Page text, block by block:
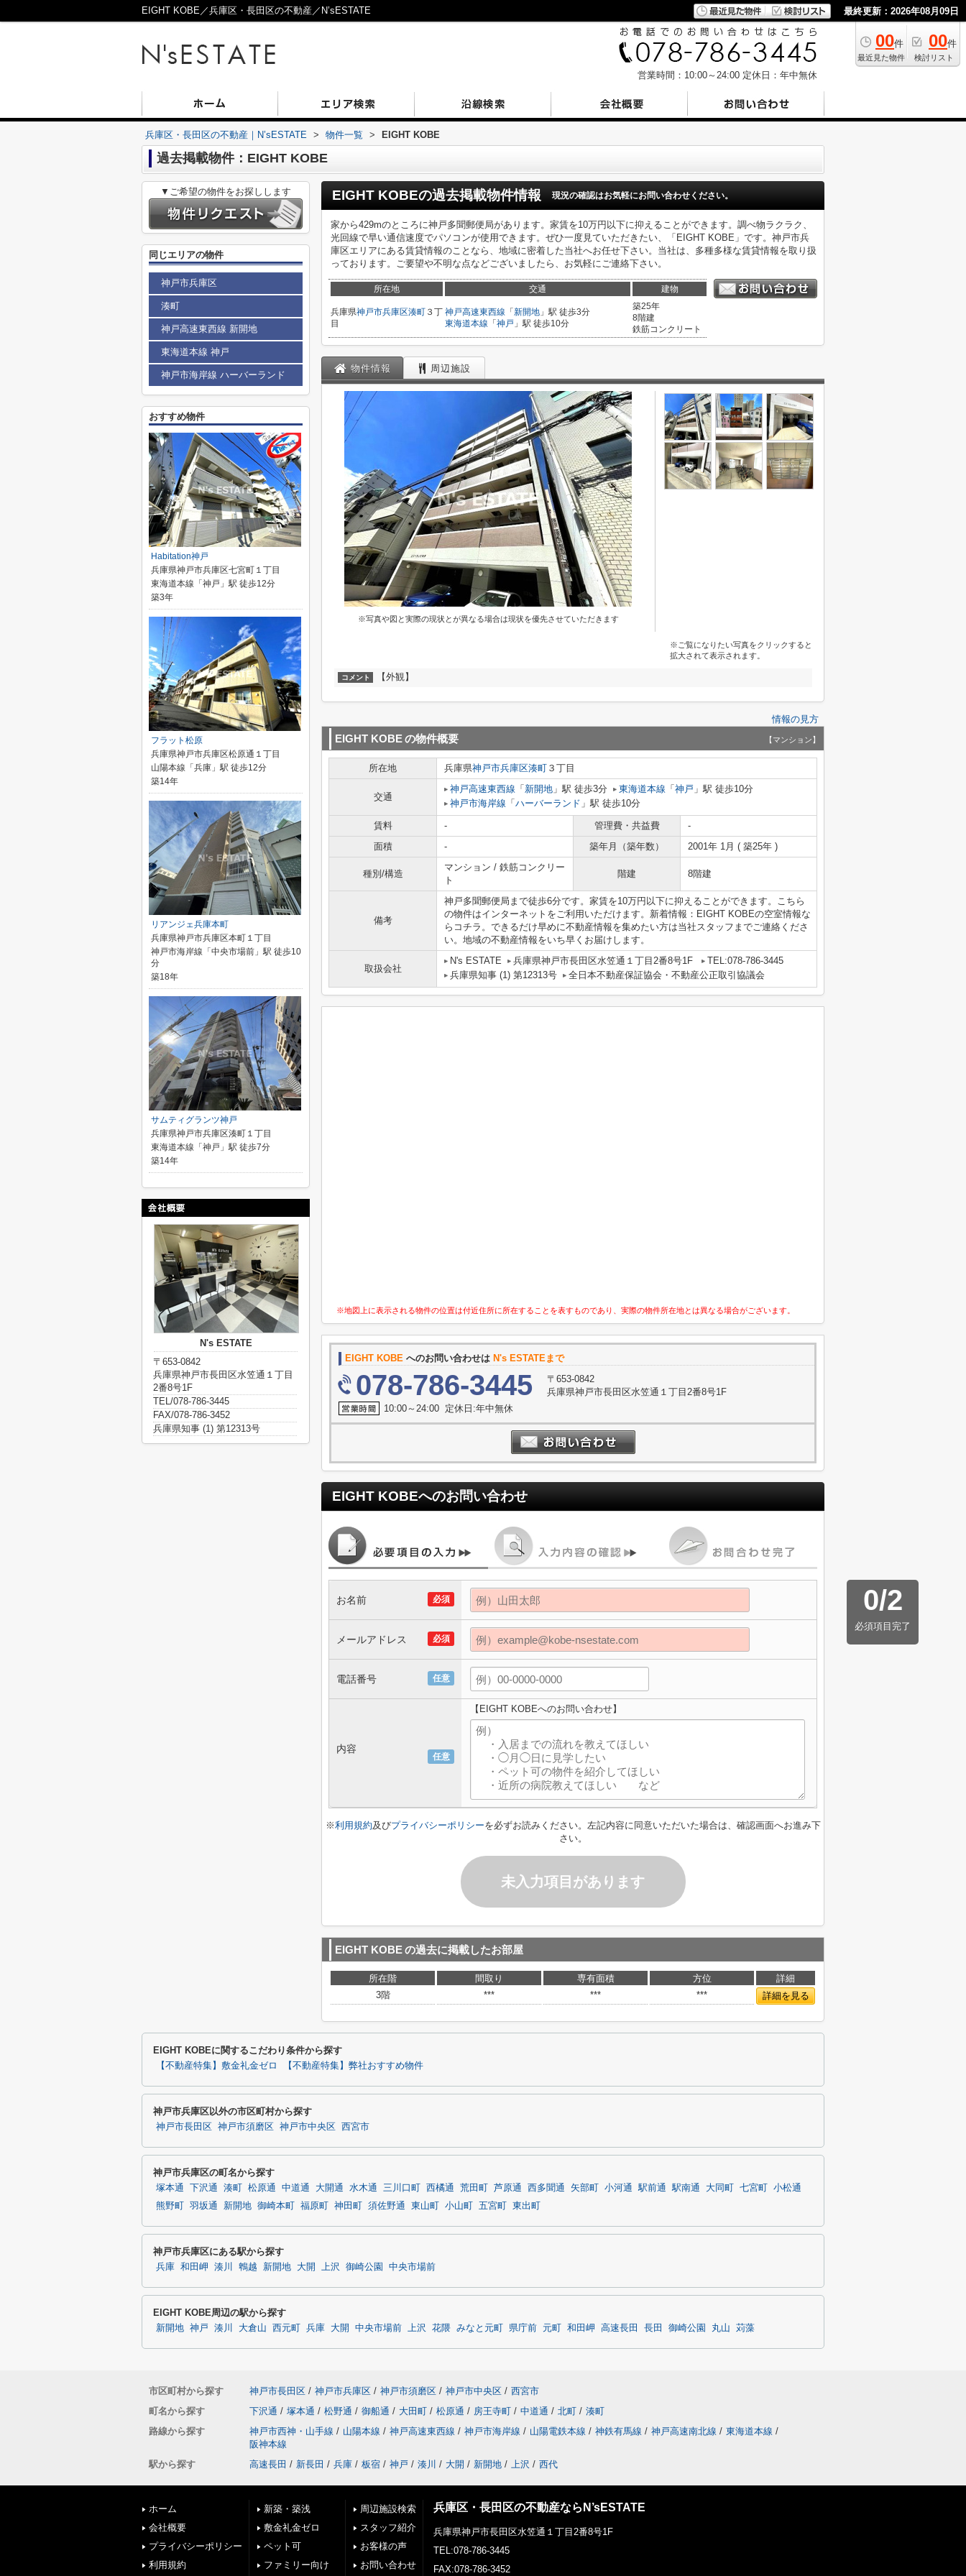
EIGHT KOBE／兵庫区・長田区の不動産／N’sESTATE 最終更新：2026年08月09日
00件
最近見た物件
00件
検討リスト
営業時間：10:00～24:00 定休日：年中無休
兵庫区・長田区の不動産｜N’sESTATE > 物件一覧 > EIGHT KOBE
過去掲載物件：EIGHT KOBE
EIGHT KOBEの過去掲載物件情報 現況の確認はお気軽にお問い合わせください。
家から429mのところに神戸多聞郵便局があります。家賃を10万円以下に抑えることができます。調べ物ラクラク、
光回線で早い通信速度でパソコンが使用できます。ぜひ一度見ていただきたい、「EIGHT KOBE」です。神戸市兵
庫区エリアにある賃貸情報のことなら、地域に密着した当社へお任せ下さい。当社は、多種多様な賃貸情報を取り扱
っております。ご要望や不明な点などございましたら、お気軽にご連絡下さい。
所在地 交通 建物
兵庫県神戸市兵庫区湊町 ３丁
目
神戸高速東西線 「 新開地 」駅 徒歩3分
東海道本線 「 神戸 」駅 徒歩10分
築25年
8階建
鉄筋コンクリート
物件情報 周辺施設
※写真や図と実際の現状とが異なる場合は現状を優先させていただきます
※ご覧になりたい写真をクリックすると
拡大されて表示されます。
コメント 【外観】
情報の見方
EIGHT KOBEの物件概要 【マンション】
所在地 兵庫県神戸市兵庫区湊町 ３丁目
交通
神戸高速東西線 「 新開地 」駅 徒歩3分 東海道本線 「 神戸 」駅 徒歩10分
神戸市海岸線 「 ハーバーランド 」駅 徒歩10分
賃料 - 管理費・共益費
-
面積
- 築年月（築年数） 2001年 1月 ( 築25年 )
種別/構造
マンション / 鉄筋コンクリー
ト
階建 8階建
備考
神戸多聞郵便局まで徒歩6分です。家賃を10万円以下に抑えることができます。こちら
の物件はインターネットをご利用いただけます。新着情報：EIGHT KOBEの空室情報な
らコチラ。できるだけ早めに不動産情報を集めたい方は当社スタッフまでご連絡くださ
い。地域の不動産情報をいち早くお届けします。
取扱会社
N's ESTATE 兵庫県神戸市長田区水笠通１丁目2番8号1F
TEL:078-786-3445
兵庫県知事 (1) 第12313号
全日本不動産保証協会・不動産公正取引協議会
※地図上に表示される物件の位置は付近住所に所在することを表すものであり、実際の物件所在地とは異なる場合がございます。
EIGHT KOBE へのお問い合わせは N's ESTATEまで
078-786-3445
〒653-0842
兵庫県神戸市長田区水笠通１丁目2番8号1F
10:00～24:00 定休日:年中無休
EIGHT KOBEへのお問い合わせ
0/2
必須項目完了
必須
お名前
必須
メールアドレス
任意
電話番号
任意
内容
【EIGHT KOBEへのお問い合わせ】
※利用規約及びプライバシーポリシーを必ずお読みください。左記内容に同意いただいた場合は、確認画面へお進み下
さい。
未入力項目があります
EIGHT KOBEの過去に掲載したお部屋
所在階 間取り 専有面積 方位
詳細
3階
*** *** *** 詳細を見る
▼ご希望の物件をお探しします
同じエリアの物件
神戸市兵庫区
湊町
神戸高速東西線 新開地
東海道本線 神戸
神戸市海岸線 ハーバーランド
おすすめ物件
Habitation神戸
兵庫県神戸市兵庫区七宮町１丁目
東海道本線「神戸」駅 徒歩12分
築3年
フラット松原
兵庫県神戸市兵庫区松原通１丁目
山陽本線「兵庫」駅 徒歩12分
築14年
リアンジェ兵庫本町
兵庫県神戸市兵庫区本町１丁目
神戸市海岸線「中央市場前」駅 徒歩10
分
築18年
サムティグランツ神戸
兵庫県神戸市兵庫区湊町１丁目
東海道本線「神戸」駅 徒歩7分
築14年
N's ESTATE
〒653-0842
兵庫県神戸市長田区水笠通１丁目
2番8号1F
TEL/078-786-3445
FAX/078-786-3452
兵庫県知事 (1) 第12313号
EIGHT KOBEに関するこだわり条件から探す
【不動産特集】敷金礼金ゼロ 【不動産特集】弊社おすすめ物件
神戸市兵庫区以外の市区町村から探す
神戸市長田区 神戸市須磨区 神戸市中央区 西宮市
神戸市兵庫区の町名から探す
塚本通 下沢通 湊町 松原通 中道通 大開通 水木通 三川口町 西橘通 荒田町 芦原通 西多聞通 矢部町 小河通 駅前通 駅南通 大同町 七宮町
小松通
熊野町
羽坂通 新開地 御崎本町 福原町 神田町 須佐野通 東山町 小山町 五宮町 東出町
神戸市兵庫区にある駅から探す
兵庫 和田岬 湊川 鵯越 新開地 大開 上沢 御崎公園 中央市場前
EIGHT KOBE周辺の駅から探す
新開地 神戸 湊川 大倉山 西元町 兵庫 大開 中央市場前 上沢 花隈 みなと元町 県庁前 元町 和田岬 高速長田 長田 御崎公園 丸山 苅藻
市区町村から探す 神戸市長田区 / 神戸市兵庫区 / 神戸市須磨区 / 神戸市中央区 / 西宮市
町名から探す
下沢通 / 塚本通 / 松野通 / 御船通 / 大田町 / 松原通 / 房王寺町 / 中道通 / 北町 / 湊町
路線から探す
神戸市西神・山手線 / 山陽本線 / 神戸高速東西線 / 神戸市海岸線 / 山陽電鉄本線 / 神鉄有馬線 / 神戸高速南北線 / 東海道本線 /
阪神本線
駅から探す
高速長田 / 新長田 / 兵庫 / 板宿 / 神戸 / 湊川 / 大開 / 新開地 / 上沢 / 西代
ホーム
会社概要
プライバシーポリシー
利用規約
新築・築浅
敷金礼金ゼロ
ペット可
ファミリー向け
周辺施設検索
スタッフ紹介
お客様の声
お問い合わせ
兵庫区・長田区の不動産ならN’sESTATE
兵庫県神戸市長田区水笠通１丁目2番8号1F
TEL:078-786-3445
FAX:078-786-3452